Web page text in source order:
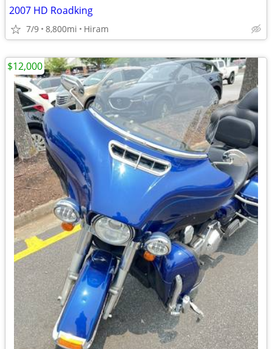
2007 HD Roadking
7/9 8,800mi Hiram
$12,000